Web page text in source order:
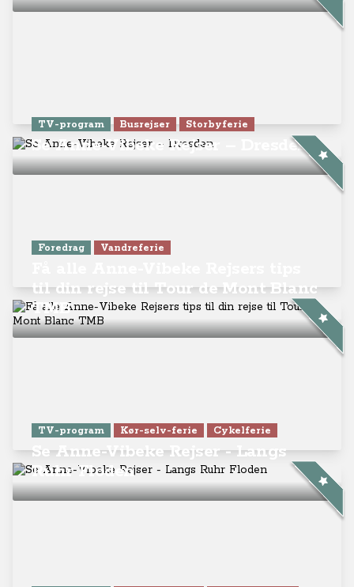
TV-program Busrejser Storbyferie
Se Anne-Vibeke Rejser – Dresden
Foredrag Vandreferie
til din rejse til Tour de Mont Blanc
TMB
TV-program Kør-selv-ferie Cykelferie
Se Anne-Vibeke Rejser - Langs
Ruhr Floden